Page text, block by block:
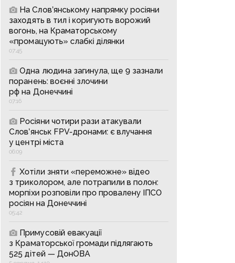
На Слов’янському напрямку росіяни
заходять в тил і коригують ворожий
вогонь, на Краматорському
«промацують» слабкі ділянки
07:45
Одна людина загинула, ще 9 зазнали
поранень: воєнні злочини
рф на Донеччині
07:16
Росіяни чотири рази атакували
Слов’янськ FPV-дронами: є влучання
у центрі міста
06:09
Хотіли зняти «переможне» відео
з триколором, але потрапили в полон:
морпіхи розповіли про провалену ІПСО
росіян на Донеччині
05:42
Примусовій евакуації
з Краматорської громади підлягають
525 дітей — ДонОВА